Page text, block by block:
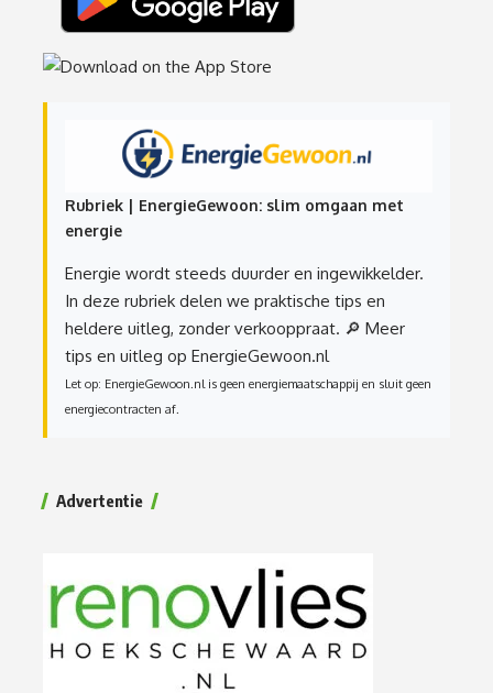
Rubriek | EnergieGewoon: slim omgaan met
energie
Energie wordt steeds duurder en ingewikkelder.
In deze rubriek delen we praktische tips en
heldere uitleg, zonder verkooppraat. 🔎 Meer
tips en uitleg op EnergieGewoon.nl
Let op: EnergieGewoon.nl is geen energiemaatschappij en sluit geen
energiecontracten af.
Advertentie